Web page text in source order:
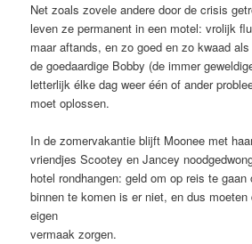
Net zoals zovele andere door de crisis
leven ze permanent in een motel: vrolijk
maar aftands, en zo goed en zo kwaad
de goedaardige Bobby (de immer
letterlijk élke dag weer één of ander
moet oplossen.
In de zomervakantie blijft Moonee met
vriendjes Scootey en Jancey
hotel rondhangen: geld om op reis te
binnen te komen is er niet, en dus moeten
eigen
vermaak zorgen.